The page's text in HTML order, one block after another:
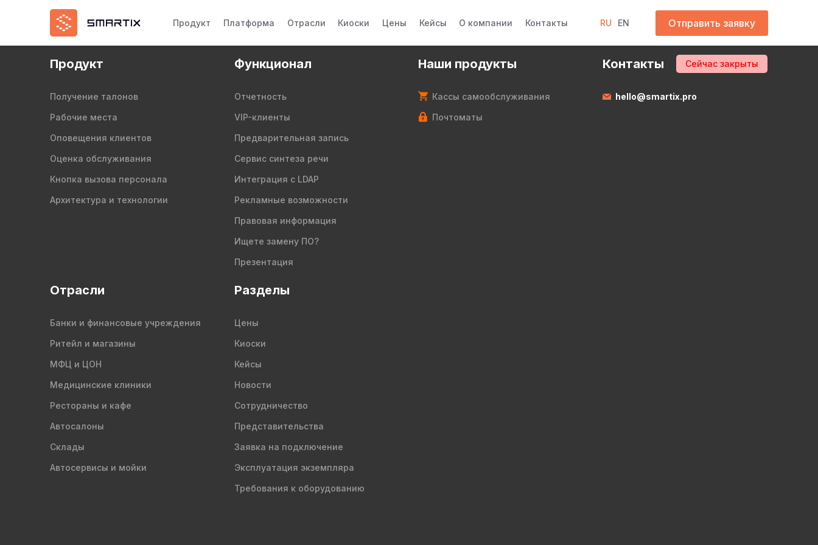
Продукт Платформа Отрасли Киоски Цены Кейсы О компании Контакты RU EN Отправить заявку
Продукт
Получение талонов
Рабочие места
Оповещения клиентов
Оценка обслуживания
Кнопка вызова персонала
Архитектура и технологии
Функционал
Отчетность
VIP-клиенты
Предварительная запись
Сервис синтеза речи
Интеграция с LDAP
Рекламные возможности
Правовая информация
Ищете замену ПО?
Презентация
Наши продукты
Кассы самообслуживания
Почтоматы
Контакты Сейчас закрыты
hello@smartix.pro
Отрасли
Банки и финансовые учреждения
Ритейл и магазины
МФЦ и ЦОН
Медицинские клиники
Рестораны и кафе
Автосалоны
Склады
Автосервисы и мойки
Разделы
Цены
Киоски
Кейсы
Новости
Сотрудничество
Представительства
Заявка на подключение
Эксплуатация экземпляра
Требования к оборудованию